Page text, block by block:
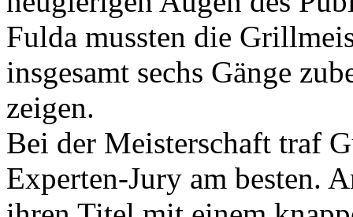
Fulda mussten die
insgesamt sechs Gänge
zeigen.
Bei der Meisterschaft traf
Experten-Jury am besten.